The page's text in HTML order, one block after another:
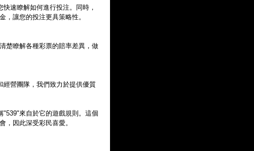
速瞭解如何進行投注。同時，
，讓您的投注更具策略性。
楚瞭解各種彩票的賠率差異，做
經營團隊，我們致力於提供優質
"539"來自於它的遊戲規則。這個
，因此深受彩民喜愛。